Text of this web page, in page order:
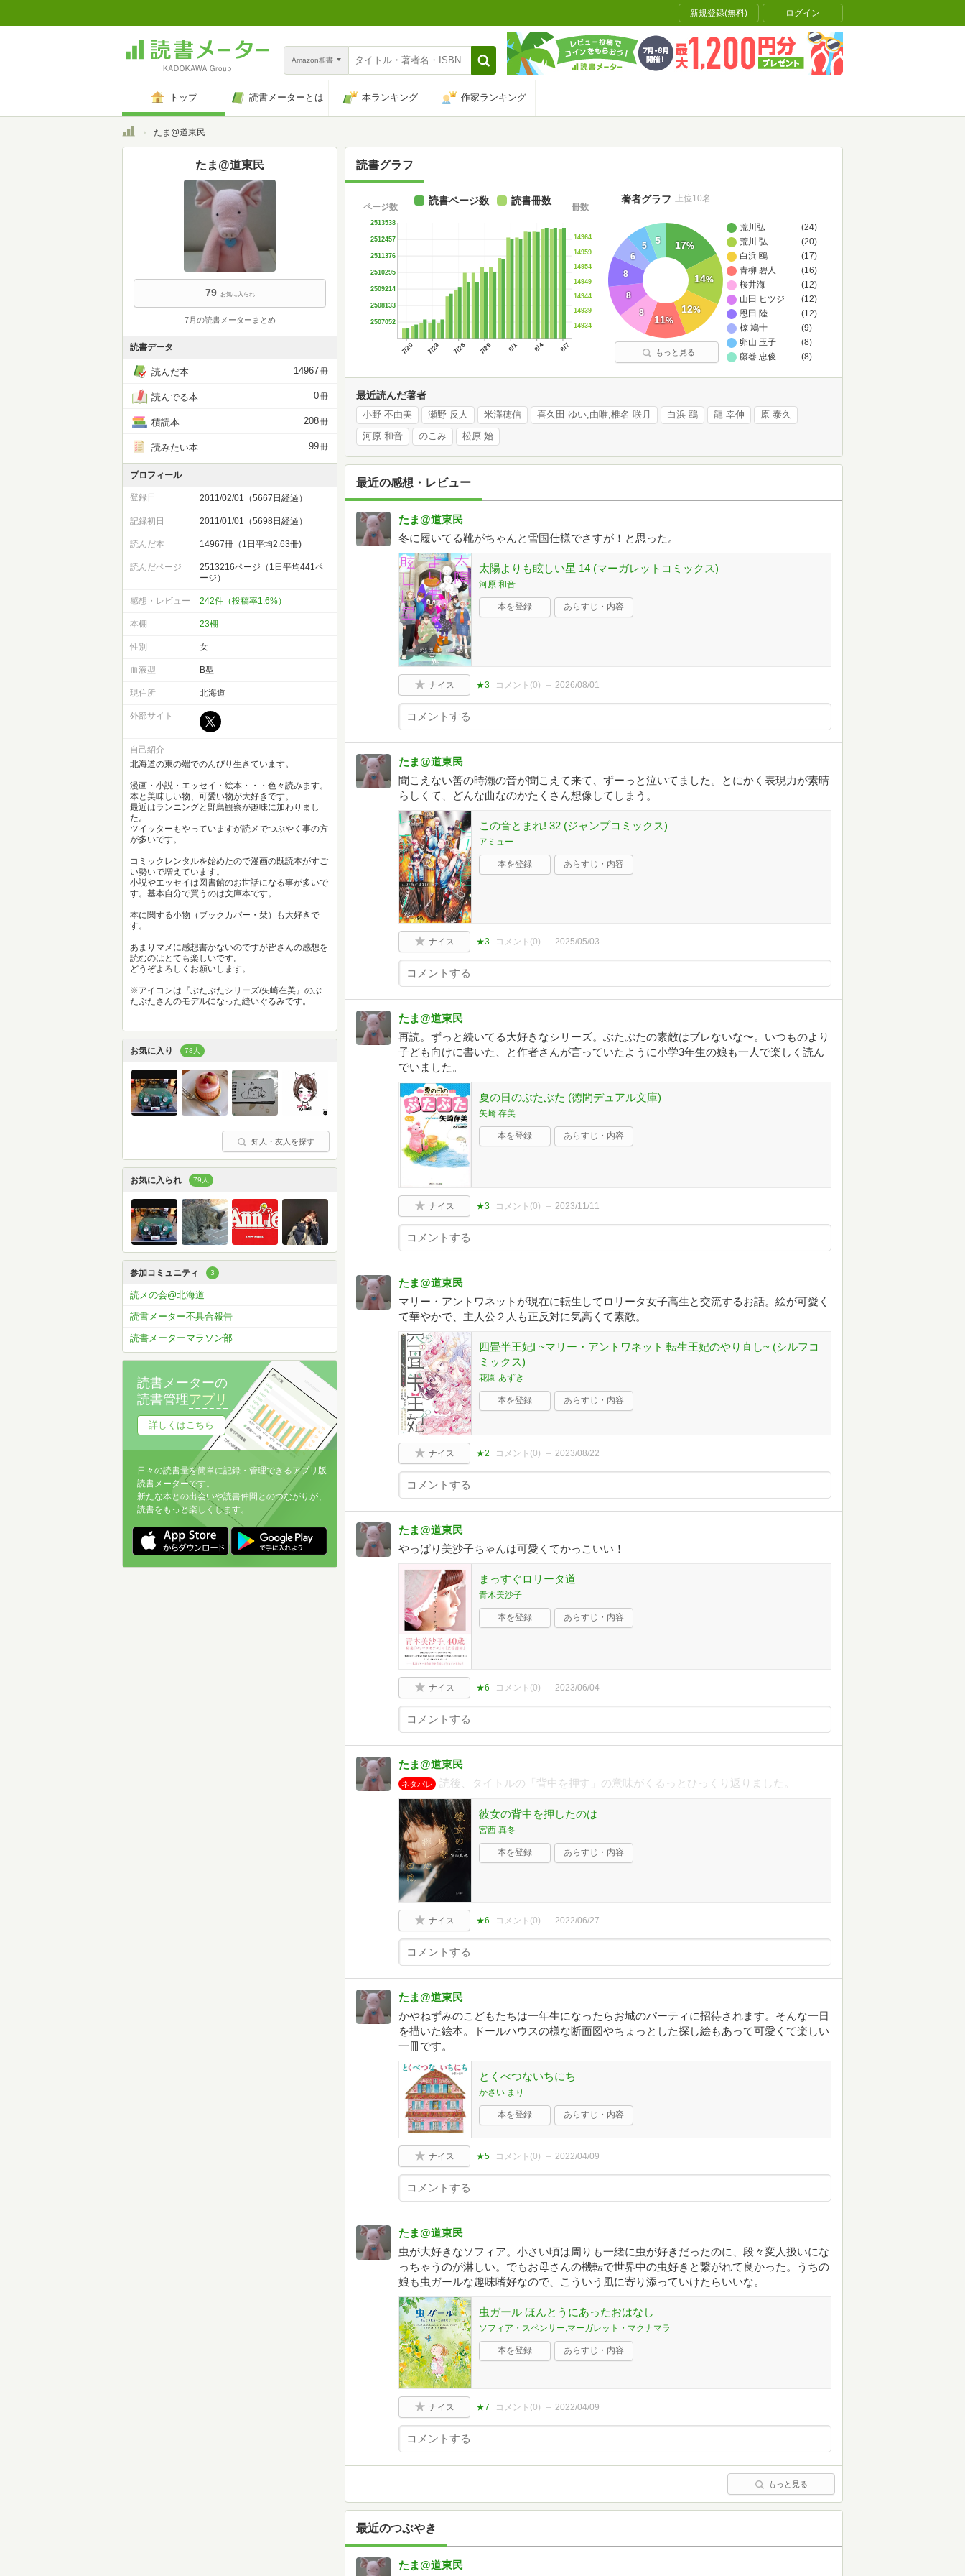
新規登録(無料) ログイン
Amazon和書
トップ 読書メーターとは 本ランキング 作家ランキング
トップたま@道東民
読書グラフ
7/20 7/23 7/26 7/29 8/1 8/4 8/7
2507052
2508133
2509214
2510295
2511376
2512457
2513538
ページ数
14934
14939
14944
14949
14954
14959
14964
冊数
読書ページ数 読書冊数
荒川弘
(24)
荒川 弘
(20)
白浜 鴎
(17)
青柳 碧人
(16)
桜井海
(12)
山田 ヒツジ
(12)
恩田 陸
(12)
椋 鳩十
(9)
卵山 玉子
(8)
藤巻 忠俊
(8)
17%
14%
12%
11%
8
8
8
6
5
5
著者グラフ 上位10名
もっと見る
最近読んだ著者
小野 不由美 瀬野 反人 米澤穂信 喜久田 ゆい,由唯,椎名 咲月 白浜 鴎 龍 幸伸 原 泰久
河原 和音 のこみ 松原 始
最近の感想・レビュー
たま@道東民
冬に履いてる靴がちゃんと雪国仕様でさすが！と思った。
太陽よりも眩しい星 14 (マーガレットコミックス)
河原 和音
本を登録 あらすじ・内容
ナイス ★3 コメント(0) 2026/08/01
たま@道東民
聞こえない筈の時瀬の音が聞こえて来て、ずーっと泣いてました。とにかく表現力が素晴
らしくて、どんな曲なのかたくさん想像してしまう。
この音とまれ! 32 (ジャンプコミックス)
アミュー
本を登録 あらすじ・内容
ナイス ★3 コメント(0) 2025/05/03
たま@道東民
再読。ずっと続いてる大好きなシリーズ。ぶたぶたの素敵はブレないな〜。いつものより
子ども向けに書いた、と作者さんが言っていたように小学3年生の娘も一人で楽しく読ん
でいました。
夏の日のぶたぶた (徳間デュアル文庫)
矢崎 存美
本を登録 あらすじ・内容
ナイス ★3 コメント(0) 2023/11/11
たま@道東民
マリー・アントワネットが現在に転生してロリータ女子高生と交流するお話。絵が可愛く
て華やかで、主人公２人も正反対に気高くて素敵。
四畳半王妃I ~マリー・アントワネット 転生王妃のやり直し~ (シルフコ
ミックス)
花園 あずき
本を登録 あらすじ・内容
ナイス ★2 コメント(0) 2023/08/22
たま@道東民
やっぱり美沙子ちゃんは可愛くてかっこいい！
まっすぐロリータ道
青木美沙子
本を登録 あらすじ・内容
ナイス ★6 コメント(0) 2023/06/04
たま@道東民
ネタバレ 読後、タイトルの「背中を押す」の意味がくるっとひっくり返りました。
彼女の背中を押したのは
宮西 真冬
本を登録 あらすじ・内容
ナイス ★6 コメント(0) 2022/06/27
たま@道東民
かやねずみのこどもたちは一年生になったらお城のパーティに招待されます。そんな一日
を描いた絵本。ドールハウスの様な断面図やちょっとした探し絵もあって可愛くて楽しい
一冊です。
とくべつないちにち
かさい まり
本を登録 あらすじ・内容
ナイス ★5 コメント(0) 2022/04/09
たま@道東民
虫が大好きなソフィア。小さい頃は周りも一緒に虫が好きだったのに、段々変人扱いにな
っちゃうのが淋しい。でもお母さんの機転で世界中の虫好きと繋がれて良かった。うちの
娘も虫ガールな趣味嗜好なので、こういう風に寄り添っていけたらいいな。
虫ガール ほんとうにあったおはなし
ソフィア・スペンサー,マーガレット・マクナマラ
本を登録 あらすじ・内容
ナイス ★7 コメント(0) 2022/04/09
もっと見る
最近のつぶやき
たま@道東民
たま@道東民
79 お気に入られ
7月の読書メーターまとめ
読書データ
読んだ本 14967冊
読んでる本 0冊
積読本 208冊
読みたい本 99冊
プロフィール
登録日 2011/02/01（5667日経過）
記録初日 2011/01/01（5698日経過）
読んだ本 14967冊（1日平均2.63冊)
読んだページ
2513216ページ（1日平均441ペ
ージ）
感想・レビュー 242件（投稿率1.6%）
本棚 23棚
性別 女
血液型 B型
現住所 北海道
外部サイト
自己紹介
北海道の東の端でのんびり生きています。
漫画・小説・エッセイ・絵本・・・色々読みます。
本と美味しい物、可愛い物が大好きです。
最近はランニングと野鳥観察が趣味に加わりまし
た。
ツイッターもやっていますが読メでつぶやく事の方
が多いです。
コミックレンタルを始めたので漫画の既読本がすご
い勢いで増えています。
小説やエッセイは図書館のお世話になる事が多いで
す。基本自分で買うのは文庫本です。
本に関する小物（ブックカバー・栞）も大好きで
す。
あまりマメに感想書かないのですが皆さんの感想を
読むのはとても楽しいです。
どうぞよろしくお願いします。
※アイコンは『ぶたぶたシリーズ/矢崎在美』のぶ
たぶたさんのモデルになった縫いぐるみです。
お気に入り 78人
知人・友人を探す
お気に入られ 79人
参加コミュニティ 3
読メの会@北海道
読書メーター不具合報告
読書メーターマラソン部
読書メーターの
読書管理アプリ
詳しくはこちら
日々の読書量を簡単に記録・管理できるアプリ版
読書メーターです。
新たな本との出会いや読書仲間とのつながりが、
読書をもっと楽しくします。